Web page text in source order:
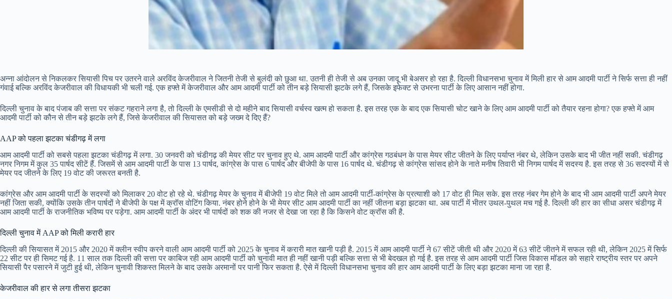
अन्ना आंदोलन से निकलकर सियासी पिच पर उतरने वाले अरविंद केजरीवाल ने जितनी तेजी से बुलंदी को छुआ था. उतनी ही तेजी से अब उनका जादू भी बेअसर हो रहा है. दिल्ली विधानसभा चुनाव में मिली हार से आम आदमी पार्टी ने सिर्फ सत्ता ही नहीं
गंवाई बल्कि अरविंद केजरीवाल की विधायकी भी चली गई. एक हफ्ते में केजरीवाल और आम आदमी पार्टी को तीन बड़े सियासी झटके लगे हैं, जिसके इफेक्ट से उभरना पार्टी के लिए आसान नहीं होगा.
दिल्ली चुनाव के बाद पंजाब की सत्ता पर संकट गहराने लगा है, तो दिल्ली के एमसीडी से दो महीने बाद सियासी वर्चस्व खत्म हो सकता है. इस तरह एक के बाद एक सियासी चोट खाने के लिए आम आदमी पार्टी को तैयार रहना होगा? एक हफ्ते में आम
आदमी पार्टी को कौन से तीन बड़े झटके लगे हैं, जिसे केजरीवाल की सियासत को बड़े जख्म दे दिए हैं?
AAP को पहला झटका चंडीगढ़ में लगा
आम आदमी पार्टी को सबसे पहला झटका चंडीगढ़ में लगा. 30 जनवरी को चंडीगढ़ की मेयर सीट पर चुनाव हुए थे. आम आदमी पार्टी और कांग्रेस गठबंधन के पास मेयर सीट जीतने के लिए पर्याप्त नंबर थे, लेकिन उसके बाद भी जीत नहीं सकी. चंडीगढ़
नगर निगम में कुल 35 पार्षद सीटें हैं. जिसमें से आम आदमी पार्टी के पास 13 पार्षद, कांग्रेस के पास 6 पार्षद और बीजेपी के पास 16 पार्षद थे. चंडीगढ़ से कांग्रेस सांसद होने के नाते मनीष तिवारी भी निगम पार्षद में सदस्य है. इस तरह से 36 सदस्यों में से
मेयर पद जीतने के लिए 19 वोट की जरूरत बनती है.
कांग्रेस और आम आदमी पार्टी के सदस्यों को मिलाकर 20 वोट हो रहे थे. चंडीगढ़ मेयर के चुनाव में बीजेपी 19 वोट मिले तो आम आदमी पार्टी-कांग्रेस के प्रत्याशी को 17 वोट ही मिल सके. इस तरह नंबर गेम होने के बाद भी आम आदमी पार्टी अपने मेयर
नहीं जिता सकी, क्योंकि उसके तीन पार्षदों ने बीजेपी के पक्ष में क्रॉस वोटिंग किया. नंबर होने होने के भी मेयर सीट आम आदमी पार्टी का नहीं जीतना बड़ा झटका था. अब पार्टी में भीतर उथल-पुथल मच गई है. दिल्ली की हार का सीधा असर चंडीगढ़ में
आम आदमी पार्टी के राजनीतिक भविष्य पर पड़ेगा. आम आदमी पार्टी के अंदर भी पार्षदों को शक की नजर से देखा जा रहा है कि किसने वोट क्रॉस की है.
दिल्ली चुनाव में AAP को मिली करारी हार
दिल्ली की सियासत में 2015 और 2020 में क्लीन स्वीप करने वाली आम आदमी पार्टी को 2025 के चुनाव में करारी मात खानी पड़ी है. 2015 में आम आदमी पार्टी ने 67 सीटें जीती थी और 2020 में 63 सीटें जीतने में सफल रही थी, लेकिन 2025 में सिर्फ
22 सीट पर ही सिमट गई है. 11 साल तक दिल्ली की सत्ता पर काबिज रही आम आदमी पार्टी को चुनावी मात ही नहीं खानी पड़ी बल्कि सत्ता से भी बेदखल हो गई है. इस तरह से आम आदमी पार्टी जिस विकास मॉडल को सहारे राष्ट्रीय स्तर पर अपने
सियासी पैर पसारने में जुटी हुई थी, लेकिन चुनावी शिकस्त मिलने के बाद उसके अरमानों पर पानी फिर सकता है. ऐसे में दिल्ली विधानसभा चुनाव की हार आम आदमी पार्टी के लिए बड़ा झटका माना जा रहा है.
केजरीवाल की हार से लगा तीसरा झटका